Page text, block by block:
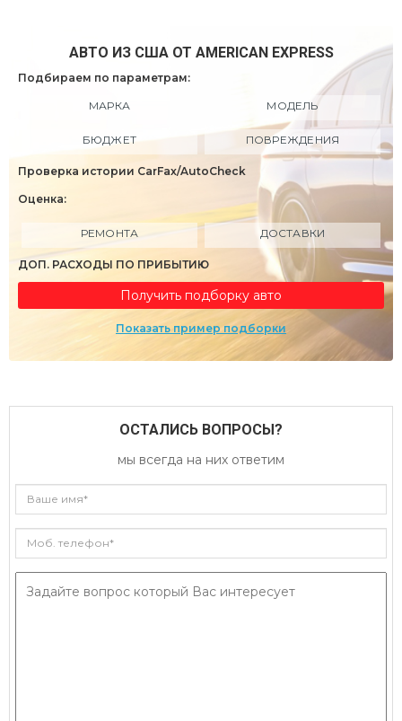
АВТО ИЗ США ОТ AMERICAN EXPRESS
Подбираем по параметрам:
МАРКА МОДЕЛЬ
БЮДЖЕТ ПОВРЕЖДЕНИЯ
Проверка истории CarFax/AutoCheck
Оценка:
РЕМОНТА ДОСТАВКИ
ДОП. РАСХОДЫ ПО ПРИБЫТИЮ
Получить подборку авто
Показать пример подборки
ОСТАЛИСЬ ВОПРОСЫ?
мы всегда на них ответим